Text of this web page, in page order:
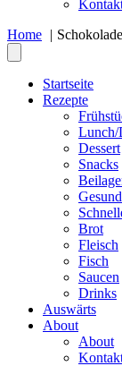
Home
Startseite
Rezepte
Lunch/
Dessert
Snacks
Brot
Fleisch
Fisch
Saucen
Drinks
Auswärts
About
About